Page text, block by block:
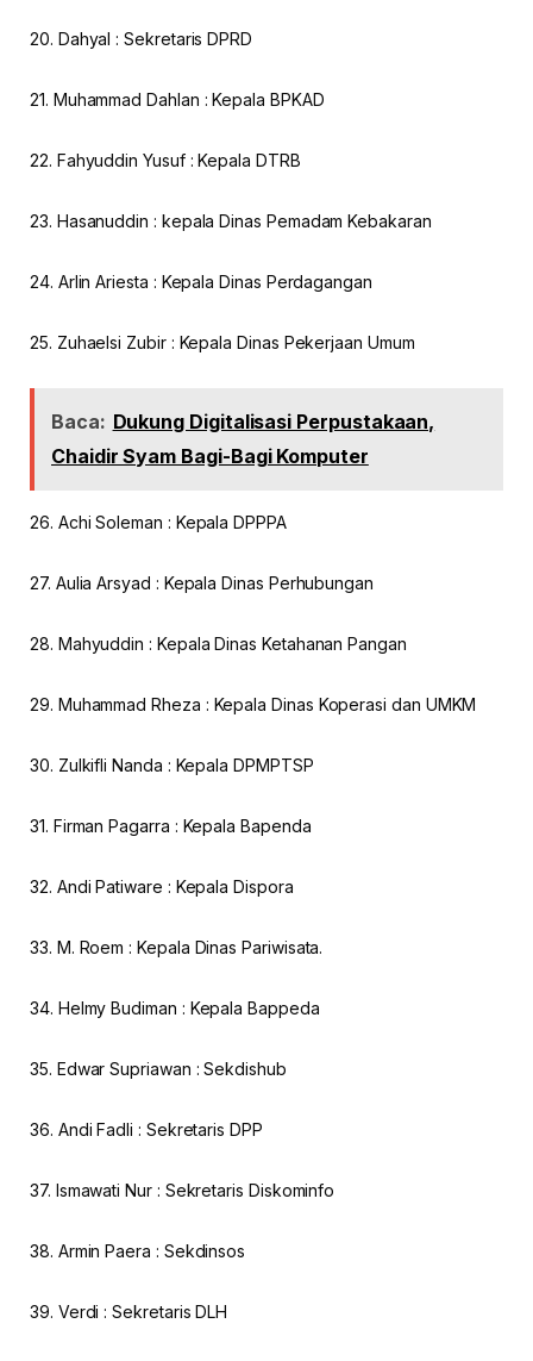
20. Dahyal : Sekretaris DPRD
21. Muhammad Dahlan : Kepala BPKAD
22. Fahyuddin Yusuf : Kepala DTRB
23. Hasanuddin : kepala Dinas Pemadam Kebakaran
24. Arlin Ariesta : Kepala Dinas Perdagangan
25. Zuhaelsi Zubir : Kepala Dinas Pekerjaan Umum
Baca: Dukung Digitalisasi Perpustakaan,
Chaidir Syam Bagi-Bagi Komputer
26. Achi Soleman : Kepala DPPPA
27. Aulia Arsyad : Kepala Dinas Perhubungan
28. Mahyuddin : Kepala Dinas Ketahanan Pangan
29. Muhammad Rheza : Kepala Dinas Koperasi dan UMKM
30. Zulkifli Nanda : Kepala DPMPTSP
31. Firman Pagarra : Kepala Bapenda
32. Andi Patiware : Kepala Dispora
33. M. Roem : Kepala Dinas Pariwisata.
34. Helmy Budiman : Kepala Bappeda
35. Edwar Supriawan : Sekdishub
36. Andi Fadli : Sekretaris DPP
37. Ismawati Nur : Sekretaris Diskominfo
38. Armin Paera : Sekdinsos
39. Verdi : Sekretaris DLH